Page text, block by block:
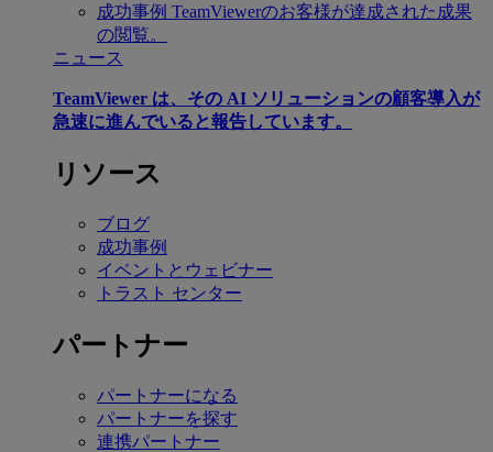
成功事例 TeamViewerのお客様が達成された成果
の閲覧。
ニュース
TeamViewer は、その AI ソリューションの顧客導入が
急速に進んでいると報告しています。
リソース
ブログ
成功事例
イベントとウェビナー
トラスト センター
パートナー
パートナーになる
パートナーを探す
連携パートナー